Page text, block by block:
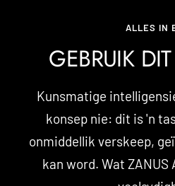
ALLES IN
GEBRUIK
Kunsmatige
konsep nie: dit is 'n
onmiddellik verskeep,
kan word. Wat ZANUS